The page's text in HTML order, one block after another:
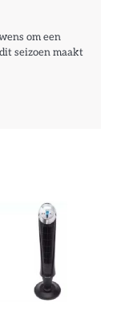
om een
seizoen maakt